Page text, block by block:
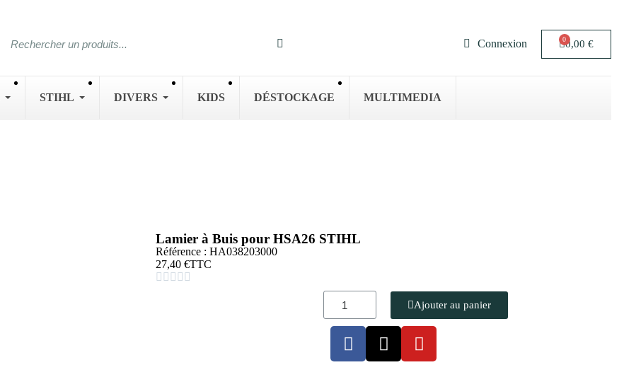
Connexion 0,00 €
STIHL DIVERS KIDS DÉSTOCKAGE MULTIMEDIA
Lamier à Buis pour HSA26 STIHL
Référence : HA038203000
27,40 €TTC
    
Ajouter au panier